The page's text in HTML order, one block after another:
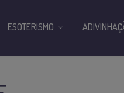
ESOTERISMO